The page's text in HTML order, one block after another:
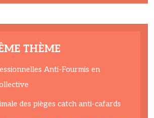
THÈME
Anti-Fourmis en
des pièges catch anti-cafards